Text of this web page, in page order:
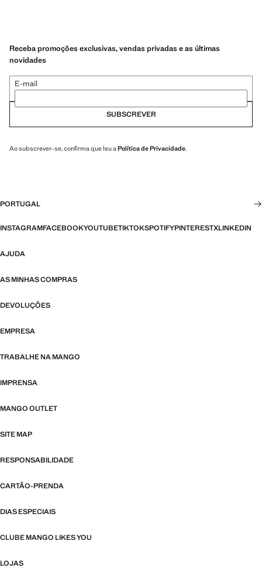
Receba promoções exclusivas, vendas privadas e as últimas
novidades
E-mail
SUBSCREVER
Ao subscrever-se, confirma que leu a Política de Privacidade.
PORTUGAL
INSTAGRAMFACEBOOKYOUTUBETIKTOKSPOTIFYPINTERESTXLINKEDIN
AJUDA
AS MINHAS COMPRAS
DEVOLUÇÕES
EMPRESA
TRABALHE NA MANGO
IMPRENSA
MANGO OUTLET
SITE MAP
RESPONSABILIDADE
CARTÃO-PRENDA
DIAS ESPECIAIS
CLUBE MANGO LIKES YOU
LOJAS